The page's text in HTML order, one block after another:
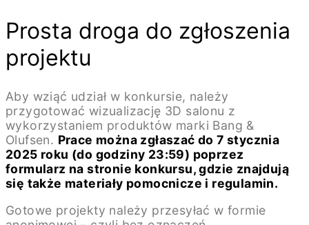
Prosta droga do zgłoszenia
projektu
Aby wziąć udział w konkursie, należy
przygotować wizualizację 3D salonu z
wykorzystaniem produktów marki Bang &
Olufsen. Prace można zgłaszać do 7 stycznia
2025 roku (do godziny 23:59) poprzez
formularz na stronie konkursu, gdzie znajdują
się także materiały pomocnicze i regulamin.
Gotowe projekty należy przesyłać w formie